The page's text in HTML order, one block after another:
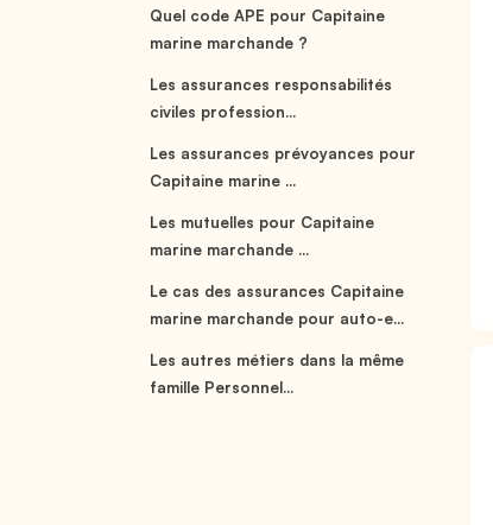
Quel code APE pour Capitaine
marine marchande ?
Les assurances responsabilités
civiles profession...
Les assurances prévoyances pour
Capitaine marine ...
Les mutuelles pour Capitaine
marine marchande ...
Le cas des assurances Capitaine
marine marchande pour auto-e...
Les autres métiers dans la même
famille Personnel...